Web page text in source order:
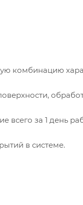
комбинацию
всего за 1 день
в системе.